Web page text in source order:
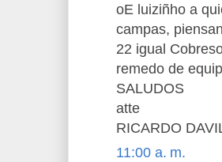
oE luiziñho a
campas,
22 igual
remedo de
SALUDOS
atte
RICARDO
11:00 a. m.